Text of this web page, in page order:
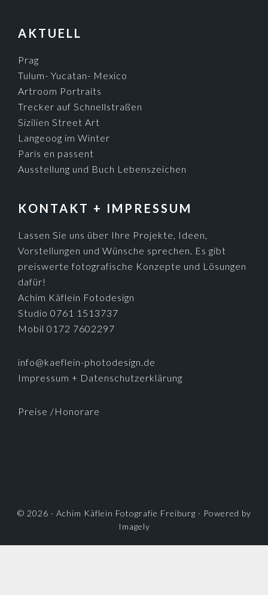
AKTUELL
Prag
Tulum- Yucatan- Mexico
Artroom Portraits
Trecker auf Schnellstraßen
Sizilien Street Art
Langeoog im Winter
Paris en passent
Ausstellung und Buch Lebenszeichen
KONTAKT + IMPRESSUM
Lassen Sie uns über Ihre Projekte, Ideen,
Vorstellungen und Wünsche sprechen. Es gibt
preiswerte fotografische Konzepte und Lösungen
dafür!
Achim Käflein Fotodesign
Studio 0761 1513737
Mobil 0172 7602297
info@kaeflein-photodesign.de
Impressum + Datenschutzerklärung
Preise /Honorare
© 2026 · Achim Käflein Fotografie Freiburg · Powered by
Imagely